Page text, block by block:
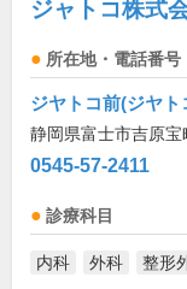
ジャトコ株式
所在地・電話番号
ジヤトコ前(ジヤト
静岡県富士市吉原宝
0545-57-2411
診療科目
内科 外科 整形